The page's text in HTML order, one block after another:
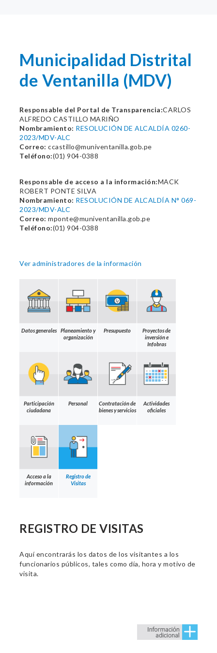
Municipalidad Distrital
de Ventanilla (MDV)
Responsable del Portal de Transparencia:CARLOS
ALFREDO CASTILLO MARIÑO
Nombramiento: RESOLUCIÓN DE ALCALDÍA 0260-
2023/MDV-ALC
Correo: ccastillo@muniventanilla.gob.pe
Teléfono:(01) 904-0388
Responsable de acceso a la información:MACK
ROBERT PONTE SILVA
Nombramiento: RESOLUCIÓN DE ALCALDÍA N° 069-
2023/MDV-ALC
Correo: mponte@muniventanilla.gob.pe
Teléfono:(01) 904-0388
Ver administradores de la información
Datos generales
Planeamiento y
organización
Presupuesto
Proyectos de
inversión e
Infobras
Participación
ciudadana
Personal
Contratación de
bienes y servicios
Actividades
oficiales
Acceso a la
información
Registro de
Visitas
REGISTRO DE VISITAS
Aquí encontrarás los datos de los visitantes a los
funcionarios públicos, tales como día, hora y motivo de
visita.